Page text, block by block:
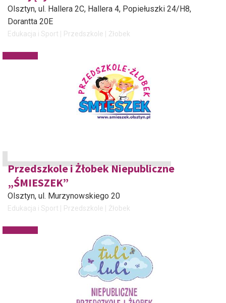
Olsztyn, ul. Hallera 2C, Hallera 4, Popiełuszki 24/H8,
Dorantta 20E
Edukacja i Sport Przedszkole Żłobek
Przedszkole i Żłobek Niepubliczne
„ŚMIESZEK”
Olsztyn, ul. Murzynowskiego 20
Edukacja i Sport Przedszkole Żłobek